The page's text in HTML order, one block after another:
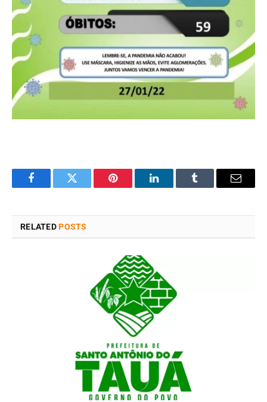
FacebookTwitter Pinterest LinkedInTumblr Email
RELATEDPOSTS